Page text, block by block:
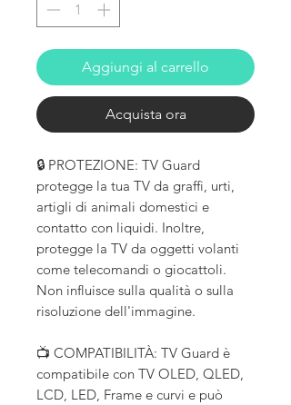
Aggiungi al carrello
Acquista ora
🔒 PROTEZIONE: TV Guard
protegge la tua TV da graffi, urti,
artigli di animali domestici e
contatto con liquidi. Inoltre,
protegge la TV da oggetti volanti
come telecomandi o giocattoli.
Non influisce sulla qualità o sulla
risoluzione dell'immagine.
📺 COMPATIBILITÀ: TV Guard è
compatibile con TV OLED, QLED,
LCD, LED, Frame e curvi e può